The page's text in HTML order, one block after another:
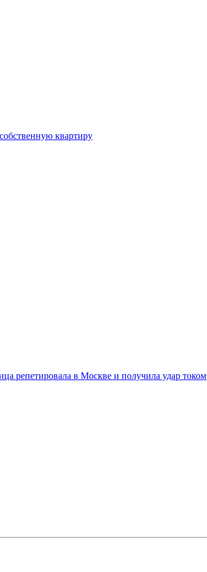
квартиру
репетировала в Москве и получила удар током